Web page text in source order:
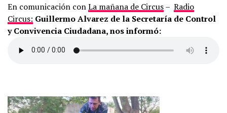
En comunicación conLa mañana de Circus– Radio
Circus: Guillermo Alvarez de la Secretaría de Control
y Convivencia Ciudadana, nos informó: